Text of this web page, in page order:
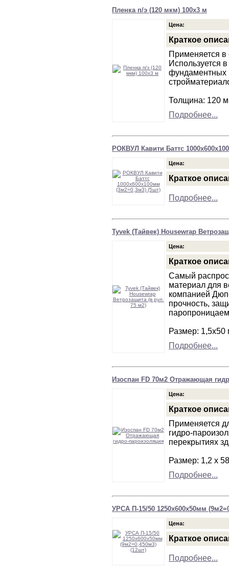
Пленка п/э (120 мкм) 100х3 м
Цена:
Краткое
Применяется в
Используется
фундаментных
Толщина: 120
Подробнее...
РОКВУЛ Кавити Баттс
Цена:
Краткое
Подробнее...
Tyvek (Тайвек) Housewrap
Цена:
Краткое
Самый
материал для
компанией
прочность,
Размер: 1,5х50
Подробнее...
Изоспан FD 70м2 Отражающая
Цена:
Краткое
Применяется
гидро-
перекрытиях
Размер: 1,2 х
Подробнее...
УРСА П-15/50 1250х600х50мм
Цена:
Краткое
Подробнее...